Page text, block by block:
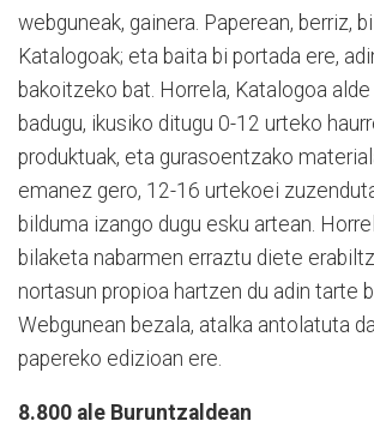
webguneak, gainera. Paperean, berriz,
Katalogoak; eta baita bi portada ere,
bakoitzeko bat. Horrela, Katalogoa
badugu, ikusiko ditugu 0-12 urteko
produktuak, eta gurasoentzako
emanez gero, 12-16 urtekoei
bilduma izango dugu esku artean.
bilaketa nabarmen erraztu diete
nortasun propioa hartzen du adin tarte
Webgunean bezala, atalka antolatuta
papereko edizioan ere.
8.800 ale Buruntzaldean